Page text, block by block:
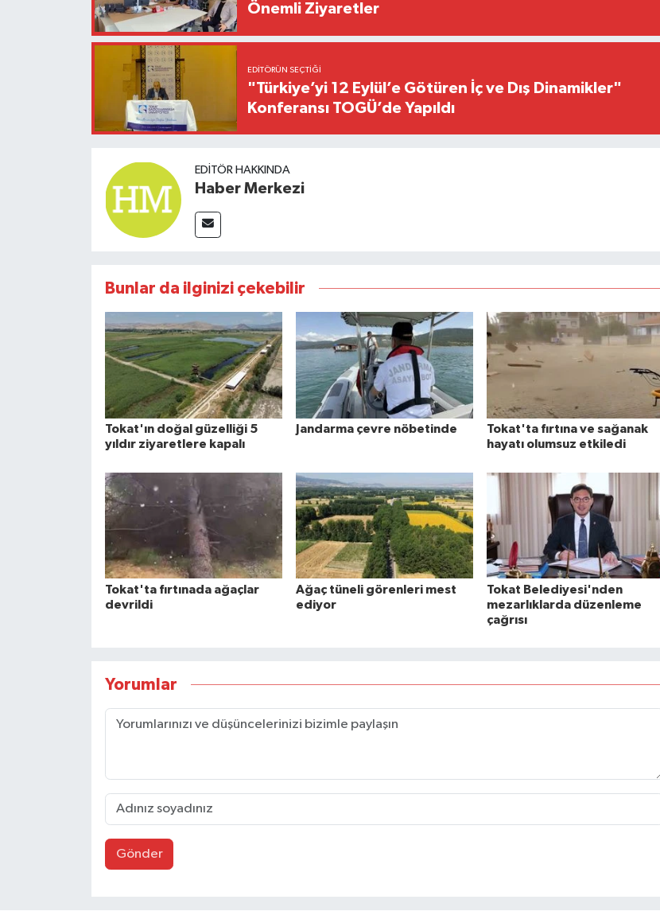
Önemli Ziyaretler
EDITÖRÜN SEÇTIĞI
"Türkiye’yi 12 Eylül’e Götüren İç ve Dış Dinamikler"
Konferansı TOGÜ’de Yapıldı
EDITÖR HAKKINDA
Haber Merkezi
Bunlar da ilginizi çekebilir
Tokat'ın doğal güzelliği 5
yıldır ziyaretlere kapalı
Jandarma çevre nöbetinde
Tokat'ta fırtına ve sağanak
hayatı olumsuz etkiledi
Tokat'ta fırtınada ağaçlar
devrildi
Ağaç tüneli görenleri mest
ediyor
Tokat Belediyesi'nden
mezarlıklarda düzenleme
çağrısı
Yorumlar
Gönder